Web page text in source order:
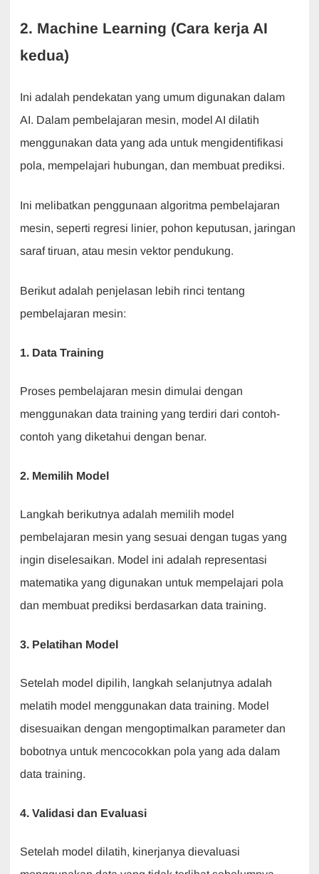
2. Machine Learning (Cara kerja AI
kedua)
Ini adalah pendekatan yang umum digunakan dalam
AI. Dalam pembelajaran mesin, model AI dilatih
menggunakan data yang ada untuk mengidentifikasi
pola, mempelajari hubungan, dan membuat prediksi.
Ini melibatkan penggunaan algoritma pembelajaran
mesin, seperti regresi linier, pohon keputusan, jaringan
saraf tiruan, atau mesin vektor pendukung.
Berikut adalah penjelasan lebih rinci tentang
pembelajaran mesin:
1. Data Training
Proses pembelajaran mesin dimulai dengan
menggunakan data training yang terdiri dari contoh-
contoh yang diketahui dengan benar.
2. Memilih Model
Langkah berikutnya adalah memilih model
pembelajaran mesin yang sesuai dengan tugas yang
ingin diselesaikan. Model ini adalah representasi
matematika yang digunakan untuk mempelajari pola
dan membuat prediksi berdasarkan data training.
3. Pelatihan Model
Setelah model dipilih, langkah selanjutnya adalah
melatih model menggunakan data training. Model
disesuaikan dengan mengoptimalkan parameter dan
bobotnya untuk mencocokkan pola yang ada dalam
data training.
4. Validasi dan Evaluasi
Setelah model dilatih, kinerjanya dievaluasi